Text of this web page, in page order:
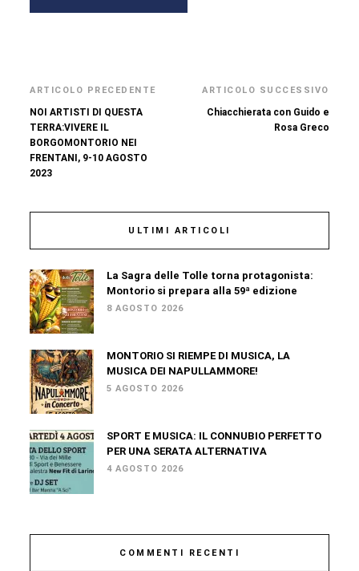
ARTICOLO PRECEDENTE
NOI ARTISTI DI QUESTA
TERRA:VIVERE IL
BORGOMONTORIO NEI
FRENTANI, 9-10 AGOSTO
2023
ARTICOLO SUCCESSIVO
Chiacchierata con Guido e
Rosa Greco
ULTIMI ARTICOLI
La Sagra delle Tolle torna protagonista:
Montorio si prepara alla 59ª edizione
8 AGOSTO 2026
MONTORIO SI RIEMPE DI MUSICA, LA
MUSICA DEI NAPULLAMMORE!
5 AGOSTO 2026
SPORT E MUSICA: IL CONNUBIO PERFETTO
PER UNA SERATA ALTERNATIVA
4 AGOSTO 2026
COMMENTI RECENTI